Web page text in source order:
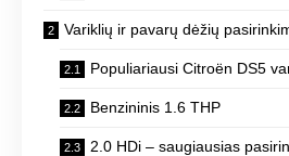
Variklių ir pavarų dėžių
Populiariausi Citroën DS5
Benzininis 1.6 THP
2.0 HDi – saugiausias